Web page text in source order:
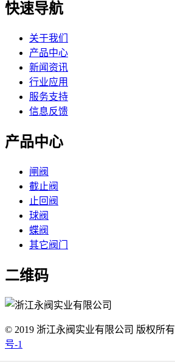
快速导航
关于我们
产品中心
新闻资讯
行业应用
服务支持
信息反馈
产品中心
闸阀
截止阀
止回阀
球阀
蝶阀
其它阀门
二维码
© 2019 浙江永阀实业有限公司 版权所有
号-1